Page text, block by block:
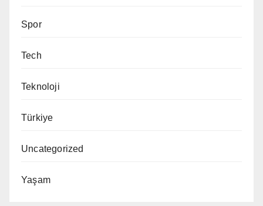
Spor
Tech
Teknoloji
Türkiye
Uncategorized
Yaşam